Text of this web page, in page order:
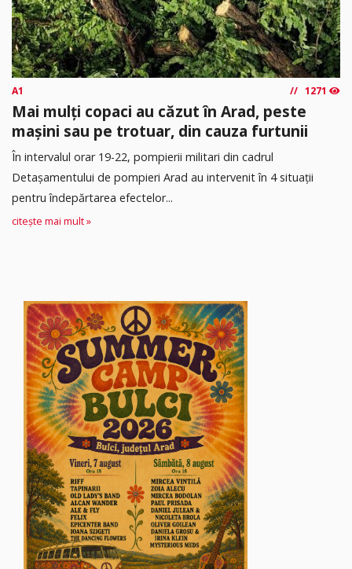
A1 1271
Mai mulți copaci au căzut în Arad, peste
mașini sau pe trotuar, din cauza furtunii
În intervalul orar 19-22, pompierii militari din cadrul
Detașamentului de pompieri Arad au intervenit în 4 situații
pentru îndepărtarea efectelor...
citește mai mult »